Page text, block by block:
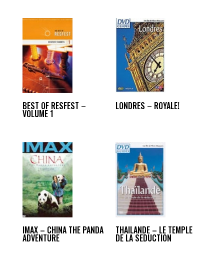
BEST OF RESFEST –
VOLUME 1
LONDRES – ROYALE!
IMAX – CHINA THE PANDA
ADVENTURE
THAILANDE – LE TEMPLE
DE LA SEDUCTION